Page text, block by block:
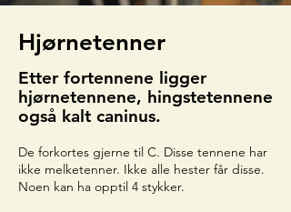
Hjørnetenner
Etter fortennene ligger
hjørnetennene, hingstetennene
også kalt caninus.
De forkortes gjerne til C. Disse tennene har
ikke melketenner. Ikke alle hester får disse.
Noen kan ha opptil 4 stykker.